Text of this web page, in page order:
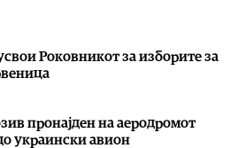
Роковникот за изборите за
пронајден на аеродромот
украински авион